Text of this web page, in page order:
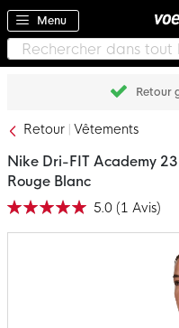
Menu
Retour Vêtements
Nike Dri-FIT Academy
Rouge Blanc
Notation: 5.0 (1 Avis)